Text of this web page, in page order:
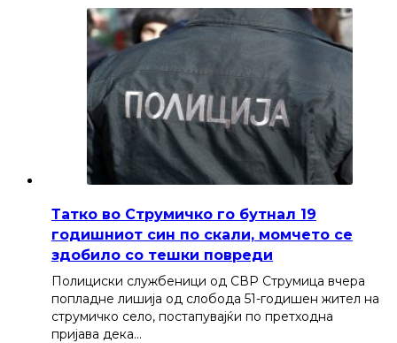
Татко во Струмичко го бутнал 19
годишниот син по скали, момчето се
здобило со тешки повреди
Полициски службеници од СВР Струмица вчера
попладне лишија од слобода 51-годишен жител на
струмичко село, постапувајќи по претходна
пријава дека…